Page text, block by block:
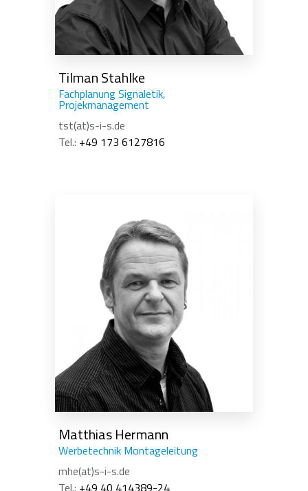
Tilman Stahlke
Fachplanung Signaletik,
Projekmanagement
tst(at)s-i-s.de
Tel.: +49 173 6127816
Matthias Hermann
Werbetechnik Montageleitung
mhe(at)s-i-s.de
Tel.: +49 40 414389-24